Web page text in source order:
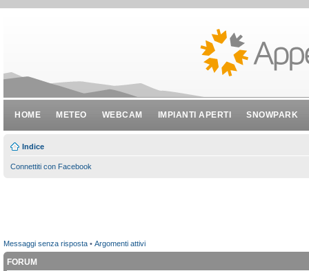
HOME METEO WEBCAM IMPIANTI APERTI SNOWPARK
Indice
Connettiti con Facebook
Messaggi senza risposta • Argomenti attivi
FORUM